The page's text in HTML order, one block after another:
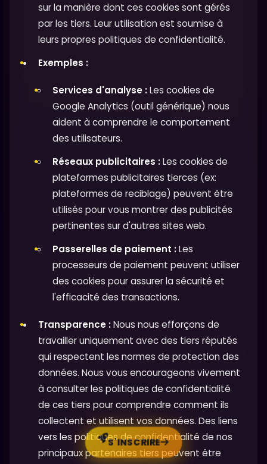
sur la manière dont ces cookies sont gérés
par les tiers. Leur utilisation est soumise à
leurs propres politiques de confidentialité.
Exemples :
Services d'analyse :Les cookies de
Google Analytics (outil générique) nous
aident à comprendre le comportement
des utilisateurs.
Réseaux publicitaires :Les cookies de
plateformes publicitaires tierces (ex:
plateformes de reciblage) peuvent être
utilisés pour vous montrer des publicités
pertinentes sur d'autres sites web.
Passerelles de paiement :Les
processeurs de paiement peuvent utiliser
des cookies pour assurer la sécurité et
l'efficacité des transactions.
Transparence :Nous nous efforçons de
travailler uniquement avec des tiers réputés
qui respectent les normes de protection des
données. Nous vous encourageons vivement
à consulter les politiques de confidentialité
de ces tiers pour comprendre comment ils
collectent et utilisent vos données. Des liens
vers les politiques de confidentialité de nos
principaux partenaires tiers peuvent être
S'INSCRIRE